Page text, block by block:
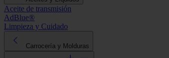
Aceite de transmisión
AdBlue®
Limpieza y Cuidado
Carrocería y Molduras